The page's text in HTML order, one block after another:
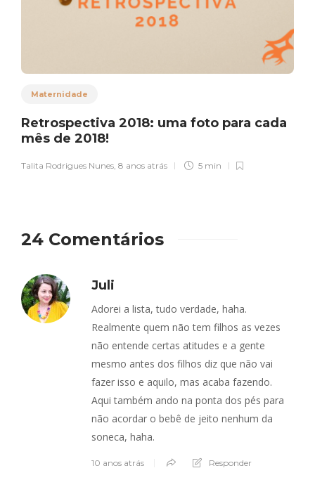
Maternidade
Retrospectiva 2018: uma foto para cada
mês de 2018!
Talita Rodrigues Nunes 8 anos atrás 5 min
24 Comentários
Juli
Adorei a lista, tudo verdade, haha.
Realmente quem não tem filhos as vezes
não entende certas atitudes e a gente
mesmo antes dos filhos diz que não vai
fazer isso e aquilo, mas acaba fazendo.
Aqui também ando na ponta dos pés para
não acordar o bebê de jeito nenhum da
soneca, haha.
10 anos atrás Responder